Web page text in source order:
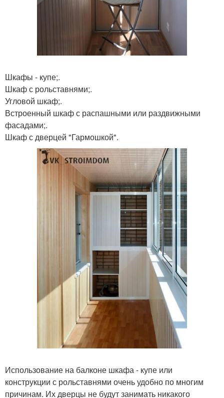
Шкафы - купе;.
Шкаф с рольставнями;.
Угловой шкаф;.
Встроенный шкаф с распашными или раздвижными
фасадами;.
Шкаф с дверцей "Гармошкой".
Использование на балконе шкафа - купе или
конструкции с рольставнями очень удобно по многим
причинам. Их дверцы не будут занимать никакого